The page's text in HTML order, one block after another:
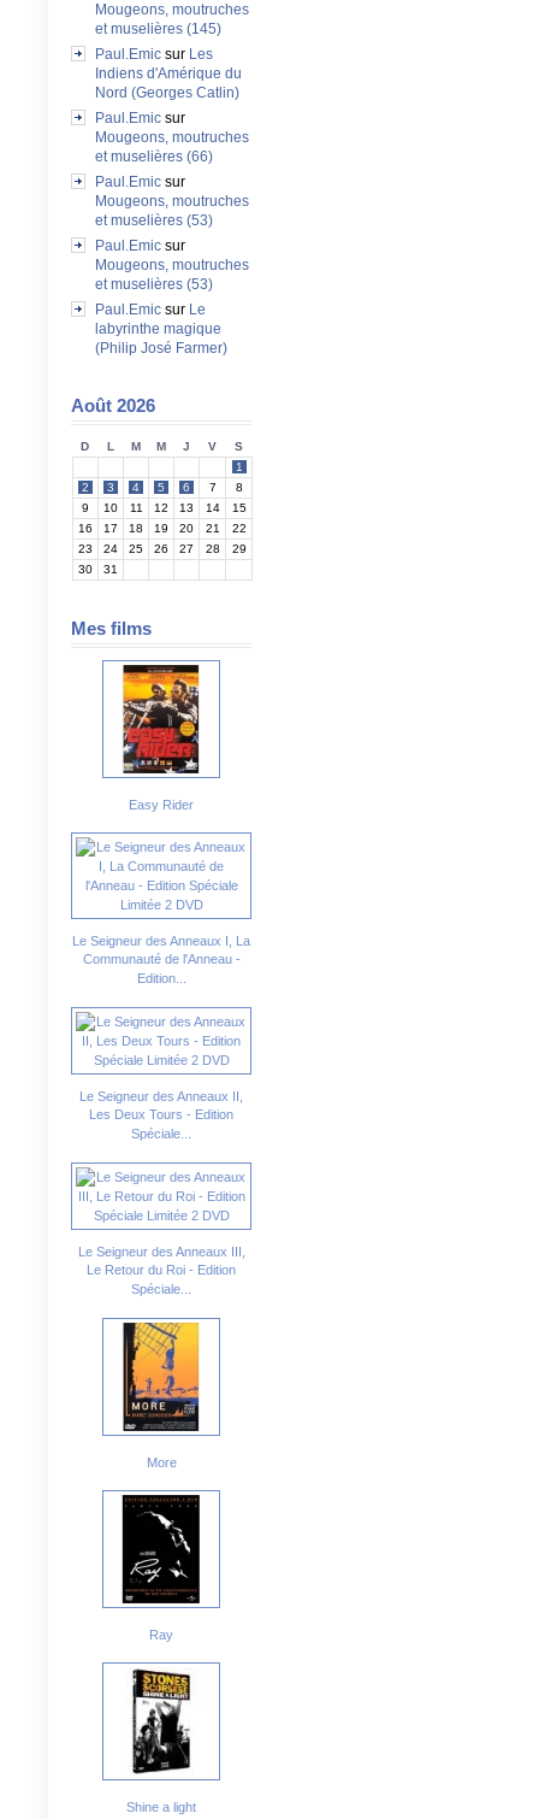
Mougeons, moutruches
et muselières (145)
Paul.Emic sur Les
Indiens d'Amérique du
Nord (Georges Catlin)
Paul.Emic sur
Mougeons, moutruches
et muselières (66)
Paul.Emic sur
Mougeons, moutruches
et muselières (53)
Paul.Emic sur
Mougeons, moutruches
et muselières (53)
Paul.Emic sur Le
labyrinthe magique
(Philip José Farmer)
Août 2026
D L M M J V
S
1
2
3 4 5 6 7
8
9
10 11 12 13 14
15
16
17 18 19 20 21
22
23
24 25 26 27 28
29
30
31
Mes films
Easy Rider
Le Seigneur des Anneaux I, La
Communauté de l'Anneau -
Edition...
Le Seigneur des Anneaux II,
Les Deux Tours - Edition
Spéciale...
Le Seigneur des Anneaux III,
Le Retour du Roi - Edition
Spéciale...
More
Ray
Shine a light